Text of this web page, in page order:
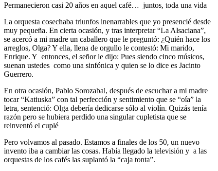
Permanecieron casi 20 años en aquel café… juntos, toda una vida
La orquesta cosechaba triunfos inenarrables que yo presencié desde
muy pequeña. En cierta ocasión, y tras interpretar “La Alsaciana”,
se acercó a mi madre un caballero que le preguntó: ¿Quién hace los
arreglos, Olga? Y ella, llena de orgullo le contestó: Mi marido,
Enrique. Y entonces, el señor le dijo: Pues siendo cinco músicos,
suenan ustedes como una sinfónica y quien se lo dice es Jacinto
Guerrero.
En otra ocasión, Pablo Sorozabal, después de escuchar a mi madre
tocar “Katiuska” con tal perfección y sentimiento que se “oía” la
letra, sentenció: Olga debería dedicarse sólo al violín. Quizás tenía
razón pero se hubiera perdido una singular cupletista que se
reinventó el cuplé
Pero volvamos al pasado. Estamos a finales de los 50, un nuevo
invento iba a cambiar las cosas. Había llegado la televisión y a las
orquestas de los cafés las suplantó la “caja tonta”.